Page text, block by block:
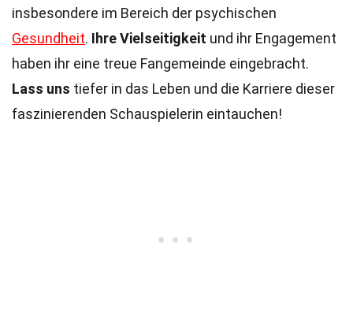
insbesondere im Bereich der psychischen
Gesundheit. Ihre Vielseitigkeit und ihr Engagement
haben ihr eine treue Fangemeinde eingebracht.
Lass uns tiefer in das Leben und die Karriere dieser
faszinierenden Schauspielerin eintauchen!